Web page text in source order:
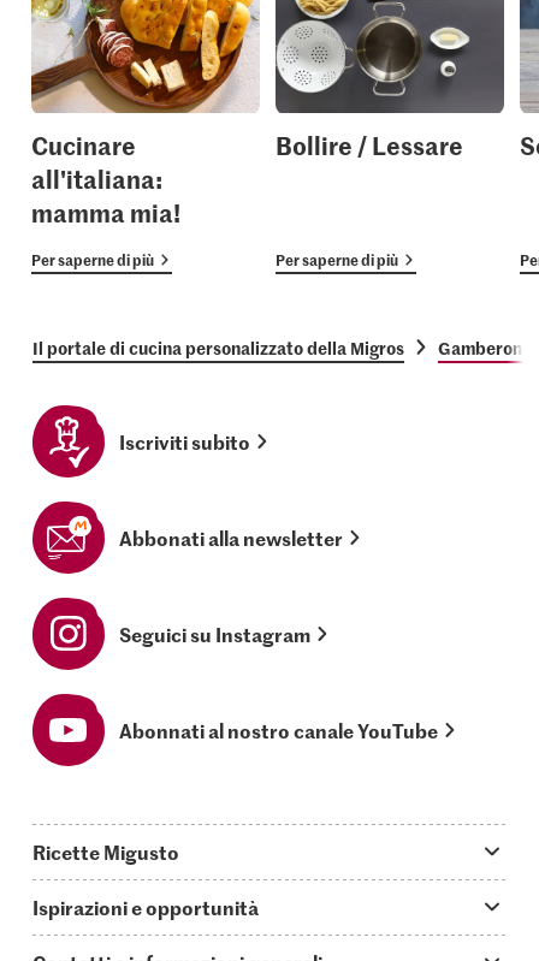
Cucinare
all'italiana:
mamma mia!
Per saperne di più
Bollire / Lessare
Per saperne di più
Il portale di cucina personalizzato della Migros Gamberoni
Iscriviti subito
Abbonati alla newsletter
Seguici su Instagram
Abonnati al nostro canale YouTube
Ricette Migusto
Oggi cucino
Ispirazioni e opportunità